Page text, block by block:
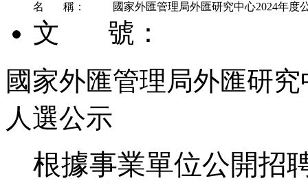
名 稱： 國家外匯管理局外匯研究中心2024年度
文 號：
國家外匯管理局外匯研
人選公示
根據事業單位公開招